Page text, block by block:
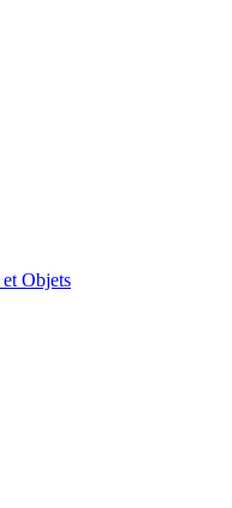
Objets